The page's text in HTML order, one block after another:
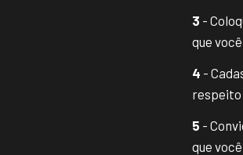
3 -
que
4 -
respeito
5 -
que